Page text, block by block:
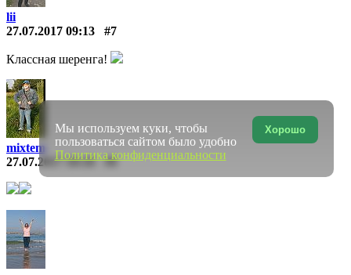
lii
27.07.2017 09:13
#7
Классная шеренга!
mixtem
27.07.2017 10:18
#8
Хорошо
Мы используем куки, чтобы
пользоваться сайтом было удобно
Политика конфиденциальности